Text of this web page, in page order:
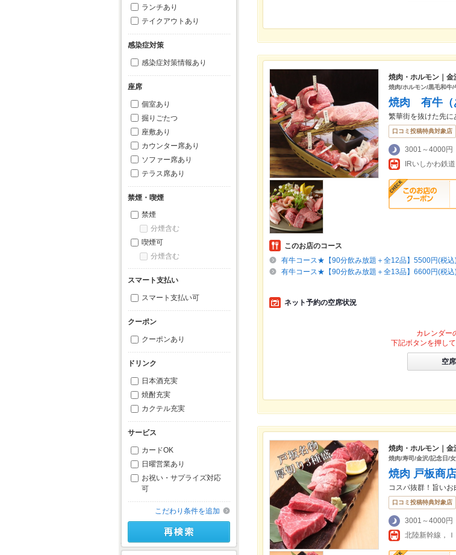
ランチあり
テイクアウトあり
感染症対策
感染症対策情報あり
座席
個室あり
掘りごたつ
座敷あり
カウンター席あり
ソファー席あり
テラス席あり
禁煙・喫煙
禁煙
分煙含む
喫煙可
分煙含む
スマート支払い
スマート支払い可
クーポン
クーポンあり
ドリンク
日本酒充実
焼酎充実
カクテル充実
サービス
カードOK
日曜営業あり
お祝い・サプライズ対応
可
こだわり条件を追加
焼肉・ホルモン｜金
焼肉/ホルモン/黒毛和牛
焼肉 有牛（
繁華街を抜けた先
口コミ投稿特典対象店
3001～4000円
IRいしかわ鉄
このお店のコース
有牛コース★【90分飲み放題＋全12品】5500円(税込
有牛コース★【90分飲み放題＋全13品】6600円(税込
ネット予約の空席状況
カレンダー
下記ボタンを押し
空
焼肉・ホルモン｜金
焼肉/寿司/金沢/記念日/
焼肉 戸板商
コスパ抜群！旨い
口コミ投稿特典対象店
3001～4000円
北陸新幹線，